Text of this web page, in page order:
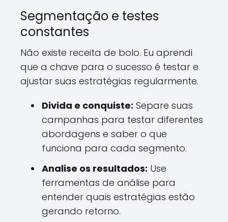
Segmentação e testes
constantes
Não existe receita de bolo. Eu aprendi
que a chave para o sucesso é testar e
ajustar suas estratégias regularmente.
Divida e conquiste: Separe suas
campanhas para testar diferentes
abordagens e saber o que
funciona para cada segmento.
Analise os resultados: Use
ferramentas de análise para
entender quais estratégias estão
gerando retorno.